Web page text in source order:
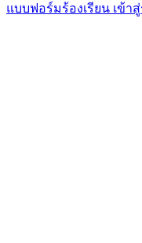
แบบฟอร์มร้องเรียน เข้า